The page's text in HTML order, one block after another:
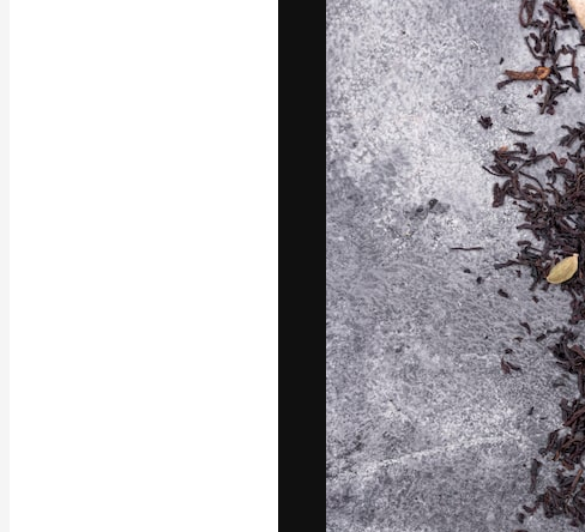
Den kreativa
ditt bästa arbete.
prenumeranter bland
byråer och studior.
Svenska
Copyright © 2010-2026